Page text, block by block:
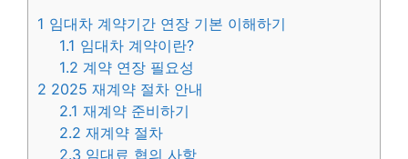
1 임대차 계약기간 연장 기본 이해하기
1.1 임대차 계약이란?
1.2 계약 연장 필요성
2 2025 재계약 절차 안내
2.1 재계약 준비하기
2.2 재계약 절차
2.3 임대료 협의 사항